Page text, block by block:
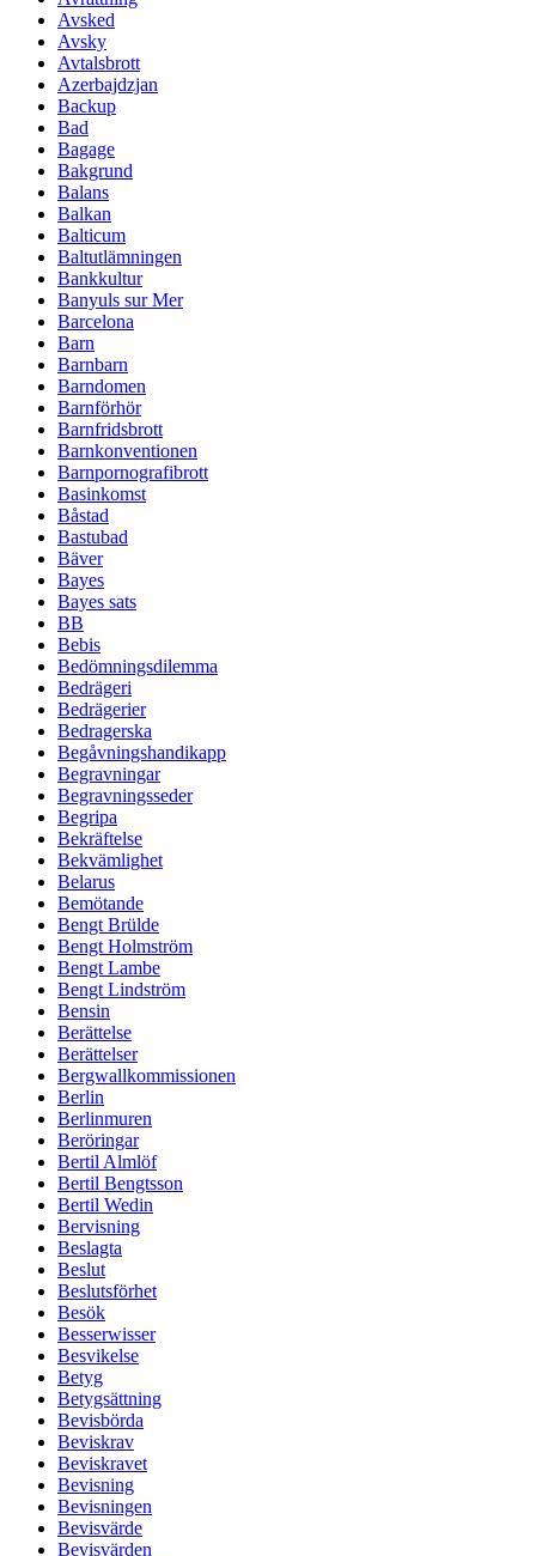
Avsked
Avsky
Avtalsbrott
Azerbajdzjan
Backup
Bad
Bagage
Bakgrund
Balans
Balkan
Balticum
Baltutlämningen
Bankkultur
Banyuls sur Mer
Barcelona
Barn
Barnbarn
Barndomen
Barnförhör
Barnfridsbrott
Barnkonventionen
Barnpornografibrott
Basinkomst
Båstad
Bastubad
Bäver
Bayes
Bayes sats
BB
Bebis
Bedömningsdilemma
Bedrägeri
Bedrägerier
Bedragerska
Begåvningshandikapp
Begravningar
Begravningsseder
Begripa
Bekräftelse
Bekvämlighet
Belarus
Bemötande
Bengt Brülde
Bengt Holmström
Bengt Lambe
Bengt Lindström
Bensin
Berättelse
Berättelser
Bergwallkommissionen
Berlin
Berlinmuren
Beröringar
Bertil Almlöf
Bertil Bengtsson
Bertil Wedin
Bervisning
Beslagta
Beslut
Beslutsförhet
Besök
Besserwisser
Besvikelse
Betyg
Betygsättning
Bevisbörda
Beviskrav
Beviskravet
Bevisning
Bevisningen
Bevisvärde
Bevisvärden